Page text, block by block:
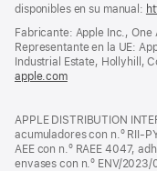
disponibles en su manual:
Fabricante: Apple Inc.,
Representante en la UE:
Industrial Estate, Hollyhill,
apple.com(se
una
ventana
nueva)
APPLE DISTRIBUTION
acumuladores con n.º RII-
AEE con n.º RAEE 4047,
envases con n.º ENV/